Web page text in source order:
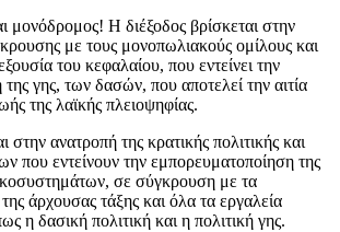
μονόδρομος! Η διέξοδος βρίσκεται στην
με τους μονοπωλιακούς ομίλους και
του κεφαλαίου, που εντείνει την
γης, των δασών, που αποτελεί την αιτία
της λαϊκής πλειοψηφίας.
στην ανατροπή της κρατικής πολιτικής και
που εντείνουν την εμπορευματοποίηση της
σε σύγκρουση με τα
άρχουσας τάξης και όλα τα εργαλεία
η δασική πολιτική και η πολιτική γης.